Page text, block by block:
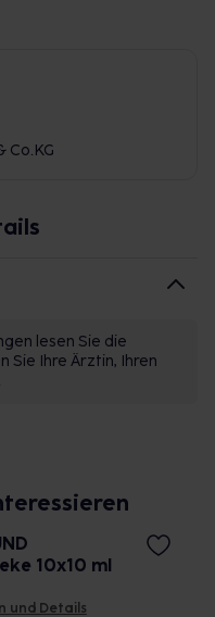
Co.KG
lesen Sie die
Sie Ihre Ärztin, Ihren
10x10 ml
und Details